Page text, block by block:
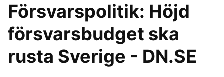
Försvarspolitik: Höjd
försvarsbudget ska
rusta Sverige - DN.SE